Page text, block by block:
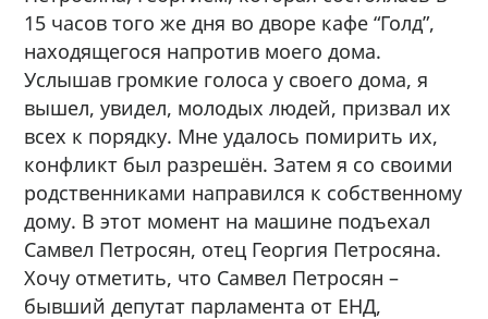
15 часов того же дня во дворе кафе “Голд”,
находящегося напротив моего дома.
Услышав громкие голоса у своего дома, я
вышел, увидел, молодых людей, призвал их
всех к порядку. Мне удалось помирить их,
конфликт был разрешён. Затем я со своими
родственниками направился к собственному
дому. В этот момент на машине подъехал
Самвел Петросян, отец Георгия Петросяна.
Хочу отметить, что Самвел Петросян –
бывший депутат парламента от ЕНД,